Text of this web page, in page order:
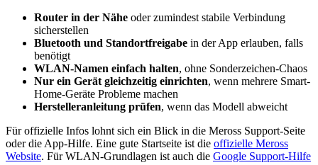
Router in der Nähe oder zumindest stabile Verbindung
sicherstellen
Bluetooth und Standortfreigabe in der App erlauben, falls
benötigt
WLAN-Namen einfach halten, ohne Sonderzeichen-Chaos
Nur ein Gerät gleichzeitig einrichten, wenn mehrere Smart-
Home-Geräte Probleme machen
Herstelleranleitung prüfen, wenn das Modell abweicht
Für offizielle Infos lohnt sich ein Blick in die Meross Support-Seite
oder die App-Hilfe. Eine gute Startseite ist die offizielle Meross
Website. Für WLAN-Grundlagen ist auch die Google Support-Hilfe